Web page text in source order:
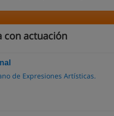
con actuación
de Expresiones Artísticas.